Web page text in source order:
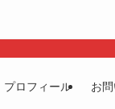
プロフィール お